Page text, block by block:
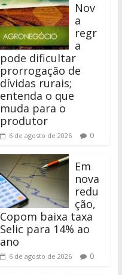
Nov
a
regr
a
pode dificultar
prorrogação de
dívidas rurais;
entenda o que
muda para o
produtor
6 de agosto de 2026 0
Em
nova
redu
ção,
Copom baixa taxa
Selic para 14% ao
ano
6 de agosto de 2026 0